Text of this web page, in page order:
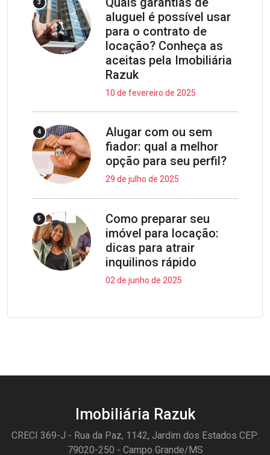
3
aluguel é possível usar
para o contrato de
locação? Conheça as
aceitas pela Imobiliária
Razuk
10 de fevereiro de 2025
4
Alugar com ou sem
fiador: qual a melhor
opção para seu perfil?
29 de julho de 2025
5
Como preparar seu
imóvel para locação:
dicas para atrair
inquilinos rápido
02 de junho de 2025
Imobiliária Razuk
CRECI 369-J - Rua da Paz, 1142, Jardim dos Estados CEP:
79020-250 - Campo Grande/MS